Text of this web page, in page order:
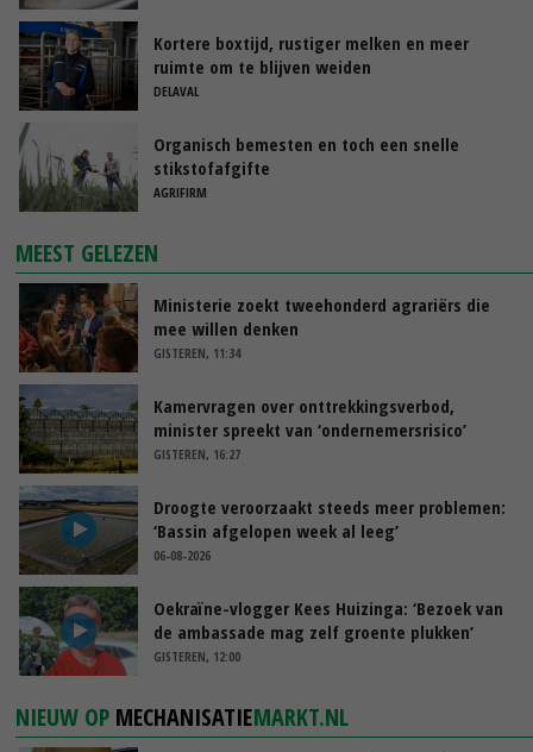
Kortere boxtijd, rustiger melken en meer
ruimte om te blijven weiden
DELAVAL
Organisch bemesten en toch een snelle
stikstofafgifte
AGRIFIRM
MEEST GELEZEN
Ministerie zoekt tweehonderd agrariërs die
mee willen denken
GISTEREN, 11:34
Kamervragen over onttrekkingsverbod,
minister spreekt van ‘ondernemersrisico’
GISTEREN, 16:27
Droogte veroorzaakt steeds meer problemen:
‘Bassin afgelopen week al leeg’
06-08-2026
Oekraïne-vlogger Kees Huizinga: ‘Bezoek van
de ambassade mag zelf groente plukken’
GISTEREN, 12:00
NIEUW OP MECHANISATIEMARKT.NL